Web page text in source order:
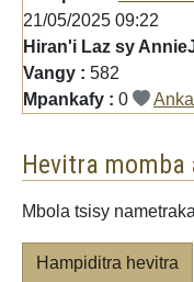
21/05/2025 09:22
Hiran'i Laz sy
Vangy : 582
Mpankafy : 0
Hevitra momba
Mbola tsisy
Hampiditra hevitra